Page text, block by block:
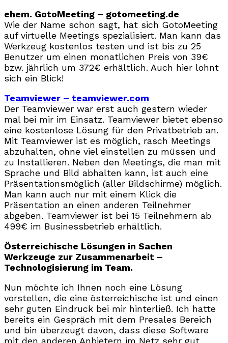
ehem. GotoMeeting – gotomeeting.de
Wie der Name schon sagt, hat sich GotoMeeting
auf virtuelle Meetings spezialisiert. Man kann das
Werkzeug kostenlos testen und ist bis zu 25
Benutzer um einen monatlichen Preis von 39€
bzw. jährlich um 372€ erhältlich. Auch hier lohnt
sich ein Blick!
Teamviewer – teamviewer.com
Der Teamviewer war erst auch gestern wieder
mal bei mir im Einsatz. Teamviewer bietet ebenso
eine kostenlose Lösung für den Privatbetrieb an.
Mit Teamviewer ist es möglich, rasch Meetings
abzuhalten, ohne viel einstellen zu müssen und
zu Installieren. Neben den Meetings, die man mit
Sprache und Bild abhalten kann, ist auch eine
Präsentationsmöglich (aller Bildschirme) möglich.
Man kann auch nur mit einem Klick die
Präsentation an einen anderen Teilnehmer
abgeben. Teamviewer ist bei 15 Teilnehmern ab
499€ im Businessbetrieb erhältlich.
Österreichische Lösungen in Sachen
Werkzeuge zur Zusammenarbeit –
Technologisierung im Team.
Nun möchte ich Ihnen noch eine Lösung
vorstellen, die eine österreichische ist und einen
sehr guten Eindruck bei mir hinterließ. Ich hatte
bereits ein Gespräch mit dem Presales Bereich
und bin überzeugt davon, dass diese Software
mit den anderen Anbietern im Netz sehr gut